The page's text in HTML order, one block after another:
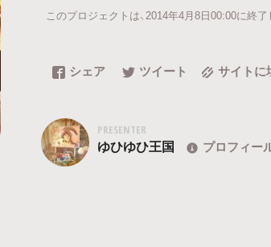
このプロジェクトは、2014年4月8日00:00に終了
シェア ツイート サイトに
PRESENTER
ゆひゆひ王国 プロフィー